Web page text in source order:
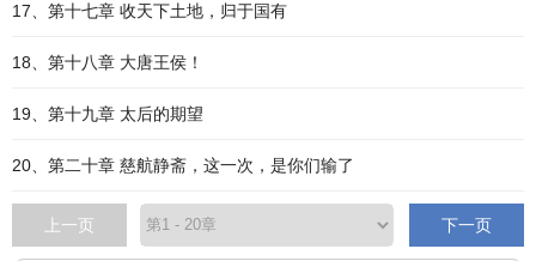
17、第十七章 收天下土地，归于国有
18、第十八章 大唐王侯！
19、第十九章 太后的期望
20、第二十章 慈航静斋，这一次，是你们输了
上一页 下一页